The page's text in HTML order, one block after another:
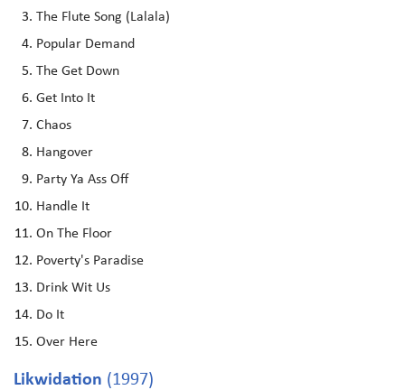
The Flute Song (Lalala)
Popular Demand
The Get Down
Get Into It
Chaos
Hangover
Party Ya Ass Off
Handle It
On The Floor
Poverty's Paradise
Drink Wit Us
Do It
Over Here
Likwidation (1997)